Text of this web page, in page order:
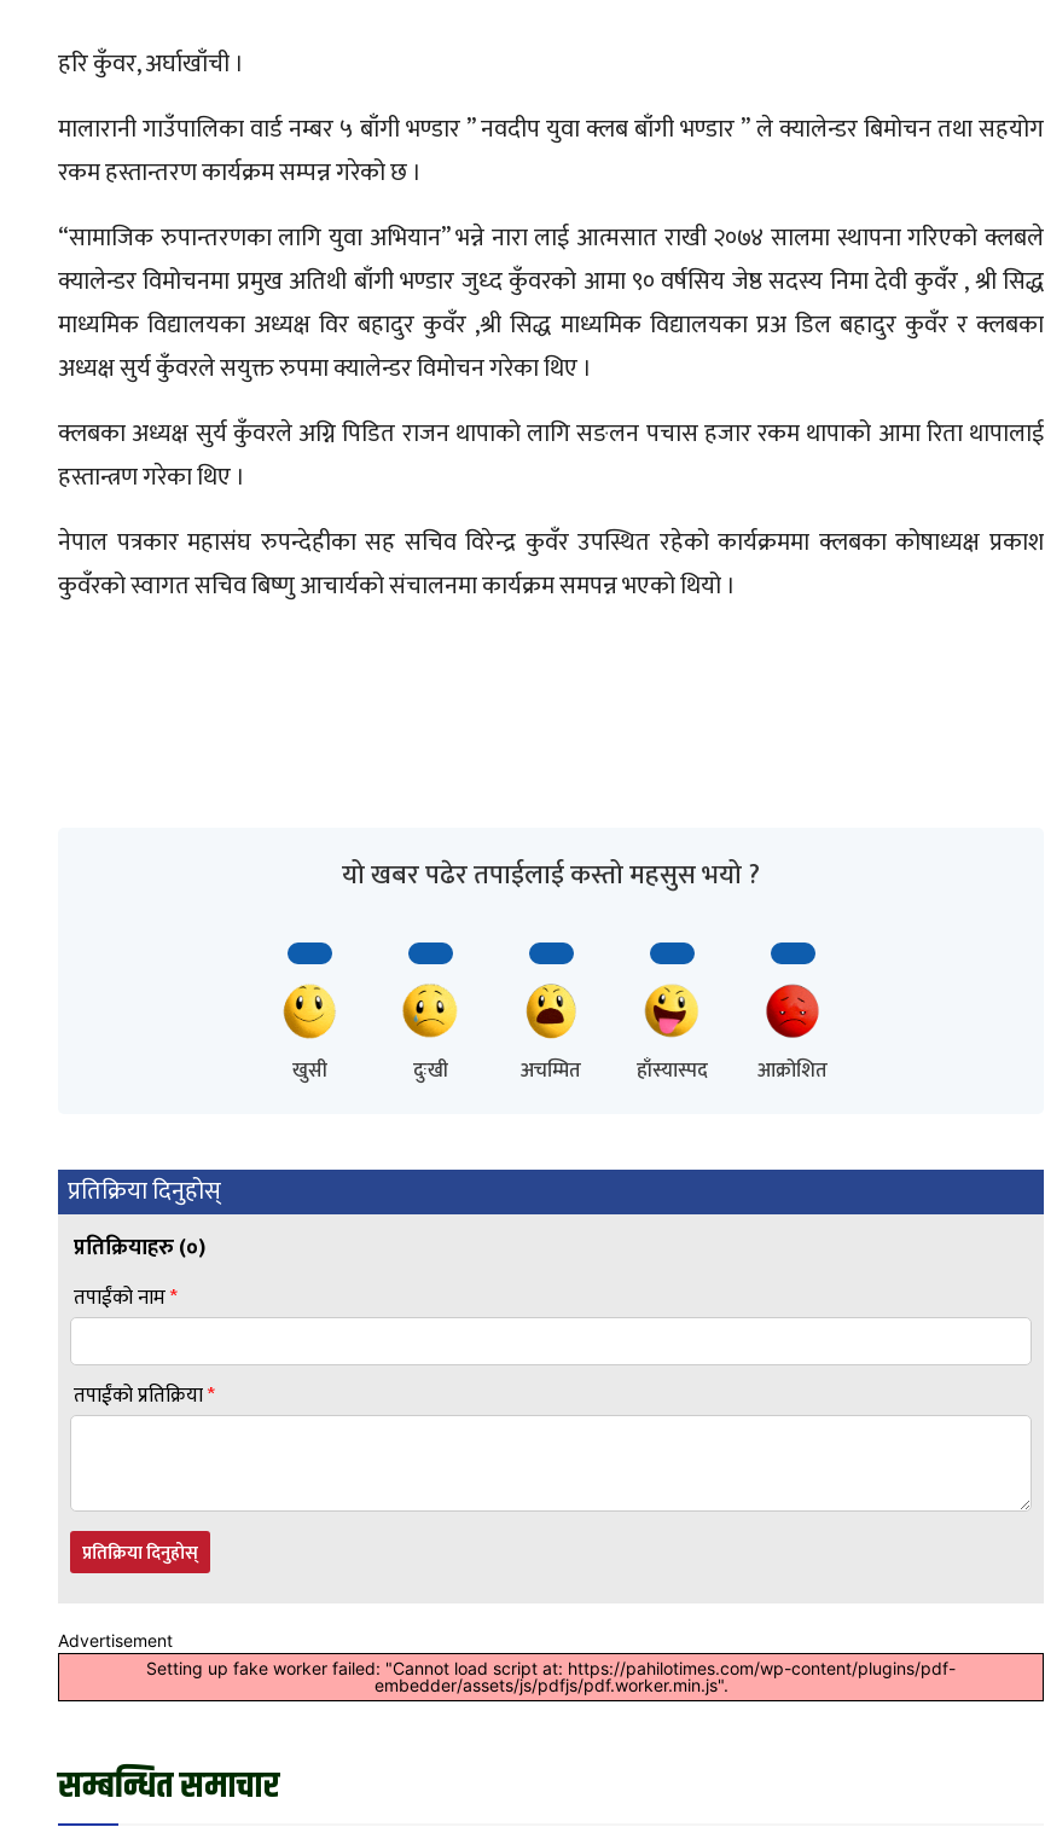
हरि कुँवर, अर्घाखाँची ।
मालारानी गाउँपालिका वार्ड नम्बर ५ बाँगी भण्डार ” नवदीप युवा क्लब बाँगी भण्डार ” ले क्यालेन्डर बिमोचन तथा सहयोग
रकम हस्तान्तरण कार्यक्रम सम्पन्न गरेको छ ।
“सामाजिक रुपान्तरणका लागि युवा अभियान” भन्ने नारा लाई आत्मसात राखी २०७४ सालमा स्थापना गरिएको क्लबले
क्यालेन्डर विमोचनमा प्रमुख अतिथी बाँगी भण्डार जुध्द कुँवरको आमा ९० वर्षसिय जेष्ठ सदस्य निमा देवी कुवँर , श्री सिद्ध
माध्यमिक विद्यालयका अध्यक्ष विर बहादुर कुवँर ,श्री सिद्ध माध्यमिक विद्यालयका प्रअ डिल बहादुर कुवँर र क्लबका
अध्यक्ष सुर्य कुँवरले सयुक्त रुपमा क्यालेन्डर विमोचन गरेका थिए ।
क्लबका अध्यक्ष सुर्य कुँवरले अग्नि पिडित राजन थापाको लागि सङलन पचास हजार रकम थापाको आमा रिता थापालाई
हस्तान्त्रण गरेका थिए ।
नेपाल पत्रकार महासंघ रुपन्देहीका सह सचिव विरेन्द्र कुवँर उपस्थित रहेको कार्यक्रममा क्लबका कोषाध्यक्ष प्रकाश
कुवँरको स्वागत सचिव बिष्णु आचार्यको संचालनमा कार्यक्रम समपन्न भएको थियो ।
यो खबर पढेर तपाईलाई कस्तो महसुस भयो ?
खुसी दुःखी अचम्मित हाँस्यास्पद आक्रोशित
प्रतिक्रिया दिनुहोस्
प्रतिक्रियाहरु (०)
तपाईंको नाम*
तपाईंको प्रतिक्रिया*
प्रतिक्रिया दिनुहोस्
Advertisement
Setting up fake worker failed: "Cannot load script at: https://pahilotimes.com/wp-content/plugins/pdf-
embedder/assets/js/pdfjs/pdf.worker.min.js".
सम्बन्धित समाचार